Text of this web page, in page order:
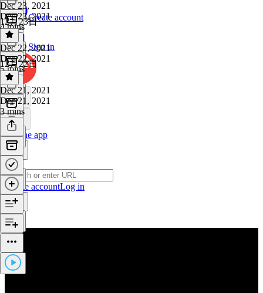
Create account
Sign in
Get the app
Create accountLog in
Dec 23, 2021
Dec 23, 2021
4 mins
12月23日
Dec 22, 2021
Dec 22, 2021
5 mins
12月22日
Dec 21, 2021
Dec 21, 2021
3 mins